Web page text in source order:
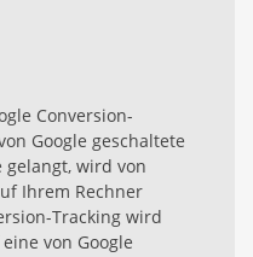
Conversion-
Google geschaltete
gelangt, wird von
Ihrem Rechner
Tracking wird
von Google